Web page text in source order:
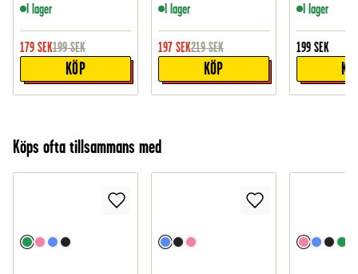
I lager
179 SEK199 SEK
KÖP
I lager
197 SEK219 SEK
KÖP
I lager
199 SEK
Köps ofta tillsammans med